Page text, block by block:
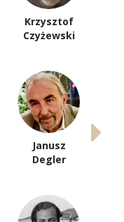
Krzysztof
Czyżewski
Janusz
Degler